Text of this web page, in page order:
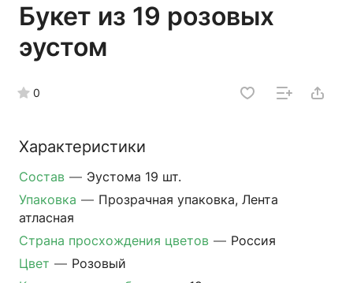
Букет из 19 розовых
эустом
0
Характеристики
Состав — Эустома 19 шт.
Упаковка — Прозрачная упаковка, Лента
атласная
Страна просхождения цветов — Россия
Цвет — Розовый